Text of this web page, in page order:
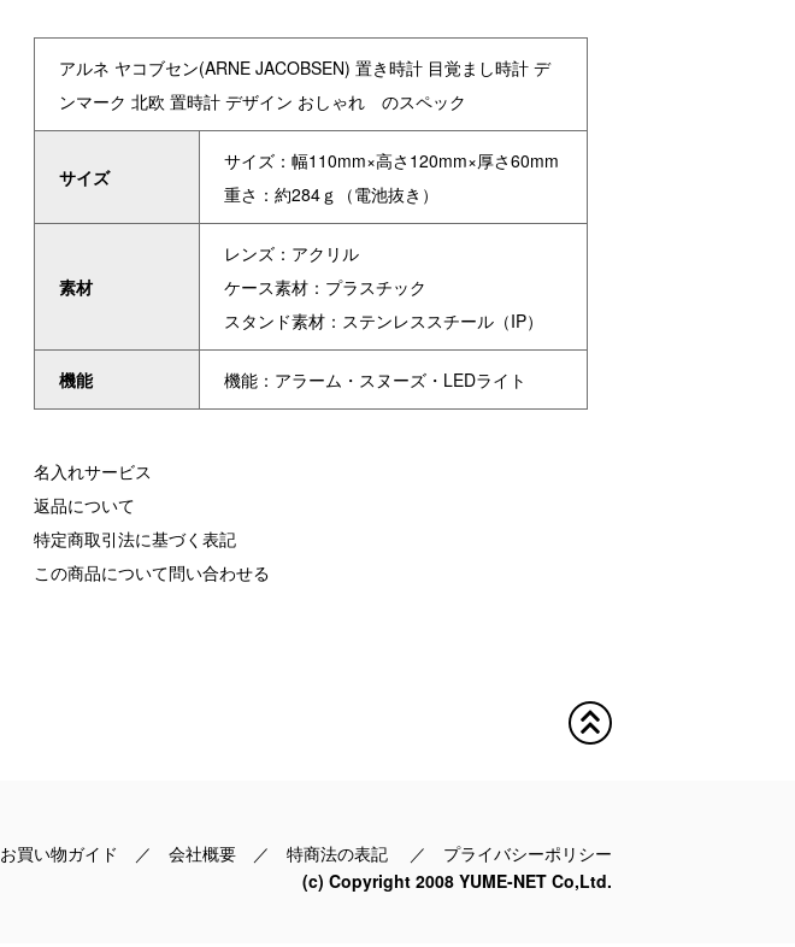
アルネ ヤコブセン(ARNE JACOBSEN) 置き時計 目覚まし時計 デ
ンマーク 北欧 置時計 デザイン おしゃれ のスペック
サイズ
サイズ：幅110mm×高さ120mm×厚さ60mm
重さ：約284ｇ（電池抜き）
素材
レンズ：アクリル
ケース素材：プラスチック
スタンド素材：ステンレススチール（IP）
機能 機能：アラーム・スヌーズ・LEDライト
名入れサービス
返品について
特定商取引法に基づく表記
この商品について問い合わせる
お買い物ガイド ／ 会社概要 ／ 特商法の表記 ／ プライバシーポリシー
(c) Copyright 2008 YUME-NET Co,Ltd.